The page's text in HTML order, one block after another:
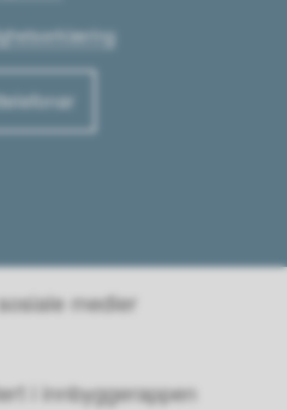
medier
i innbyggerappen